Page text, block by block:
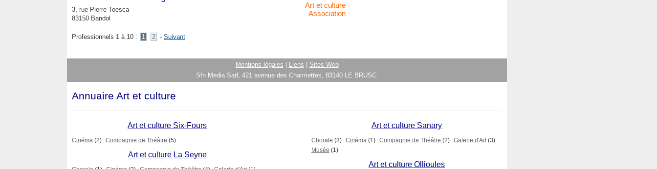
Art et culture
Association
3, rue Pierre Toesca
83150 Bandol
Professionnels 1 à 10 : 1 2 - Suivant
Mentions légales Liens
Sites Web
Sfn Media Sarl, 421 avenue des Charmettes, 83140 LE BRUSC.
Annuaire Art et culture
Art et culture Six-Fours
Cinéma (2) Compagnie de Théâtre (5)
Art et culture Sanary
Chorale (3) Cinéma (1) Compagnie de Théâtre (2) Galerie d'Art (3)
Musée (1)
Art et culture La Seyne
Art et culture Ollioules